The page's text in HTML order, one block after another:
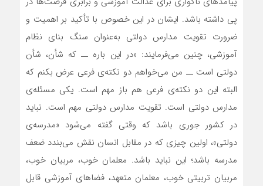
پی داشته باشد. ایشان در این خصوص با تأکید بر اهمیت و
ضرورت تقویت مدارس دولتی به‌عنوان سنگ بنای نظام
آموزشی، چنین می‌فرمایند: «در این باره ــ که شأن، شأن
دولتی است ــ من می‌خواهم دو نکته‌ی فرعی عرض بکنم که
البته این دو نکته‌ی فرعی هم باز مهم است. یکی مسئله‌ی
مدارس دولتی است. تقویت مدارس دولتی مهم است. نباید
در کشور جوری باشد که وقتی گفته می‌شود «مدرسه‌ی
دولتی»، اولین چیزی که در مقابل انسان نقش می‌بندد ضعف
مدرسه باشد؛ این نباید باشد. معلمان خوب، مربیان خوب،
مربیان تربیتی خوب، معلمان متعهد، فضاهای آموزشی قابل